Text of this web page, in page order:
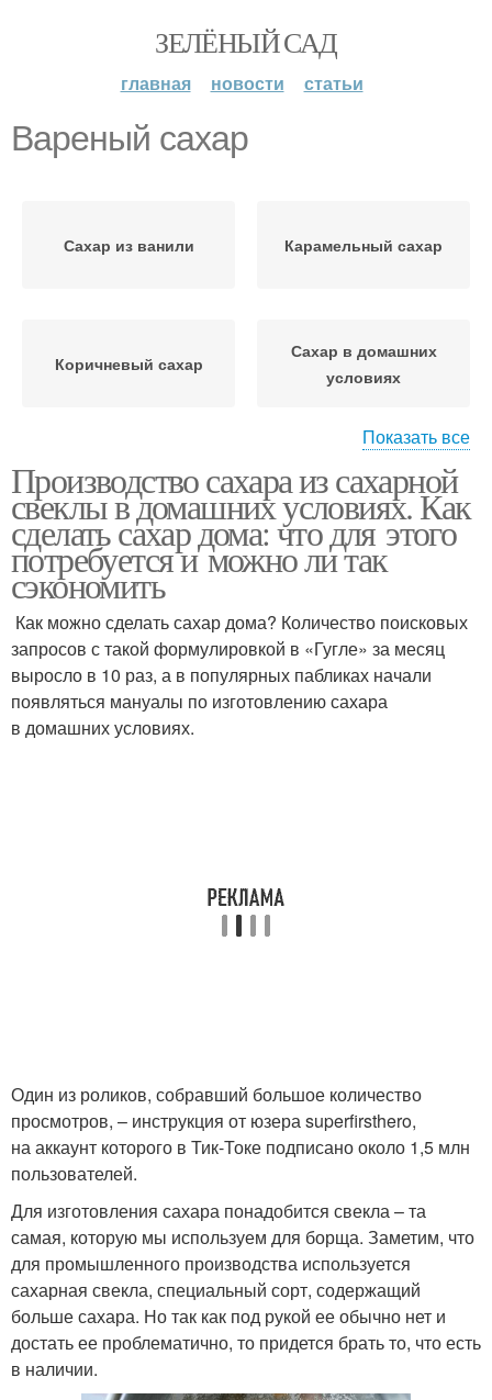
ЗЕЛЁНЫЙ САД
главная новости статьи
Вареный сахар
Сахар из ванили Карамельный сахар
Коричневый сахар
Сахар в домашних
условиях
Тростниковый сахар Сахар в россии
Сахар кроме свеклы и
Показать все
Производство сахара из сахарной
свеклы в домашних условиях. Как
сделать сахар дома: что для этого
потребуется и можно ли так
сэкономить
Как можно сделать сахар дома? Количество поисковых
запросов с такой формулировкой в «Гугле» за месяц
выросло в 10 раз, а в популярных пабликах начали
появляться мануалы по изготовлению сахара
в домашних условиях.
Один из роликов, собравший большое количество
просмотров, – инструкция от юзера superfirsthero,
на аккаунт которого в Тик-Токе подписано около 1,5 млн
пользователей.
Для изготовления сахара понадобится свекла – та
самая, которую мы используем для борща. Заметим, что
для промышленного производства используется
сахарная свекла, специальный сорт, содержащий
больше сахара. Но так как под рукой ее обычно нет и
достать ее проблематично, то придется брать то, что есть
в наличии.